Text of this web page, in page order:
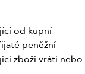
od kupní
peněžní
zboží vrátí nebo